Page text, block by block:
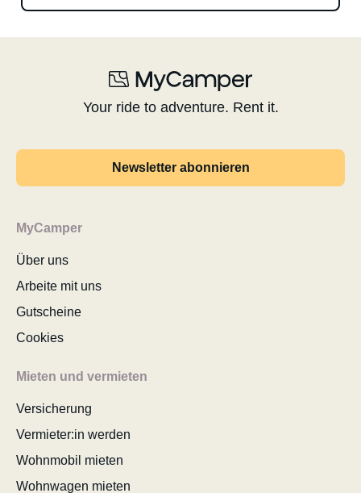
Your ride to adventure. Rent it.
Newsletter abonnieren
MyCamper
Über uns
Arbeite mit uns
Gutscheine
Cookies
Mieten und vermieten
Versicherung
Vermieter:in werden
Wohnmobil mieten
Wohnwagen mieten